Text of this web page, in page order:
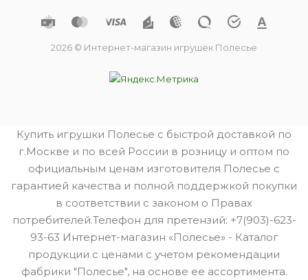
2026 © Интернет-магазин игрушек Полесье
Купить игрушки Полесье с быстрой доставкой по
г.Москве и по всей России в розницу и оптом по
официальным ценам изготовителя Полесье с
гарантией качества и полной поддержкой покупки
в соответствии с законом о Правах
потребителей.Телефон для претензий: +7(903)-623-
93-63 Интернет-магазин «Полесье» - Каталог
продукции с ценами с учетом рекомендации
фабрики "Полесье", на основе ее ассортимента.